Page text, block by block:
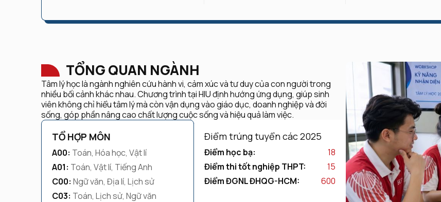
TỔNG QUAN NGÀNH
Tâm lý học là ngành nghiên cứu hành vi, cảm xúc và tư duy của con người trong
nhiều bối cảnh khác nhau. Chương trình tại HIU định hướng ứng dụng, giúp sinh
viên không chỉ hiểu tâm lý mà còn vận dụng vào giáo dục, doanh nghiệp và đời
sống, góp phần nâng cao chất lượng cuộc sống và hiệu quả làm việc.
TỔ HỢP MÔN
A00: Toán, Hóa học, Vật lí
A01: Toán, Vật lí, Tiếng Anh
C00: Ngữ văn, Địa lí, Lịch sử
C03: Toán, Lịch sử, Ngữ văn
Điểm trúng tuyển các 2025
Điểm học bạ:
18
Điểm thi tốt nghiệp THPT:
15
Điểm ĐGNL ĐHQG-HCM:
600